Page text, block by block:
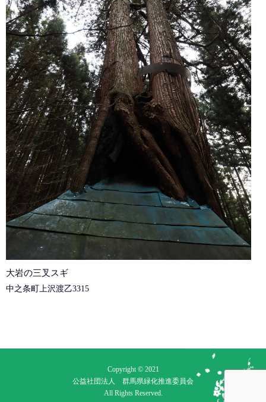
大岩の三叉スギ
中之条町上沢渡乙3315
Copyright © 2021
公益社団法人 群馬県緑化推進委員会
All Rights Reserved.